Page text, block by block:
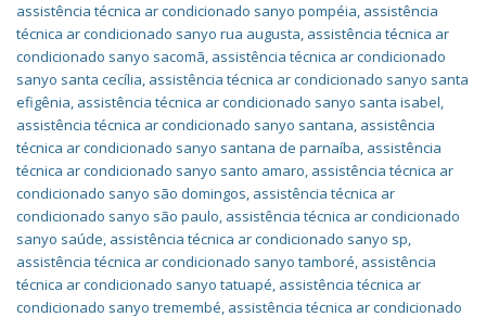
assistência técnica ar condicionado sanyo pompéia, assistência
técnica ar condicionado sanyo rua augusta, assistência técnica ar
condicionado sanyo sacomã, assistência técnica ar condicionado
sanyo santa cecília, assistência técnica ar condicionado sanyo santa
efigênia, assistência técnica ar condicionado sanyo santa isabel,
assistência técnica ar condicionado sanyo santana, assistência
técnica ar condicionado sanyo santana de parnaíba, assistência
técnica ar condicionado sanyo santo amaro, assistência técnica ar
condicionado sanyo são domingos, assistência técnica ar
condicionado sanyo são paulo, assistência técnica ar condicionado
sanyo saúde, assistência técnica ar condicionado sanyo sp,
assistência técnica ar condicionado sanyo tamboré, assistência
técnica ar condicionado sanyo tatuapé, assistência técnica ar
condicionado sanyo tremembé, assistência técnica ar condicionado